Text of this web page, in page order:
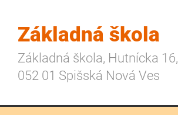
Základná škola
Základná škola, Hutnícka 16,
052 01 Spišská Nová Ves